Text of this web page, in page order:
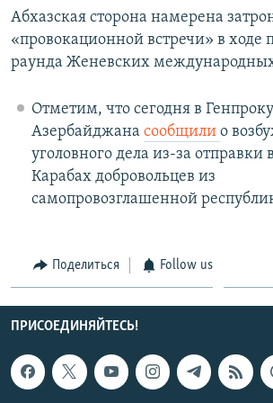
Абхазская сторона намерена
«провокационной встречи» в ходе
раунда Женевских
Отметим, что сегодня в
Азербайджана сообщили о
уголовного дела из-за
Карабах добровольцев из
самопровозглашенной
Поделиться Follow us
ПРИСОЕДИНЯЙТЕСЬ!